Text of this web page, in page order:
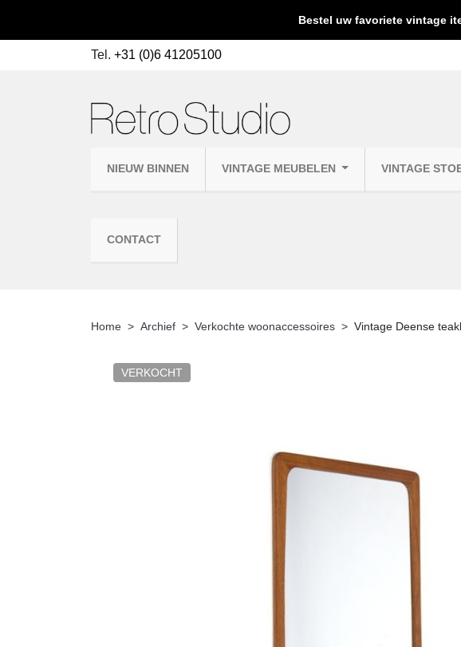
Bestel uw favoriete vintage
Tel. +31 (0)6 41205100
NIEUW BINNEN VINTAGE MEUBELEN VINTAGE
CONTACT
Home Archief Verkochte woonaccessoires Vintage Deense
VERKOCHT